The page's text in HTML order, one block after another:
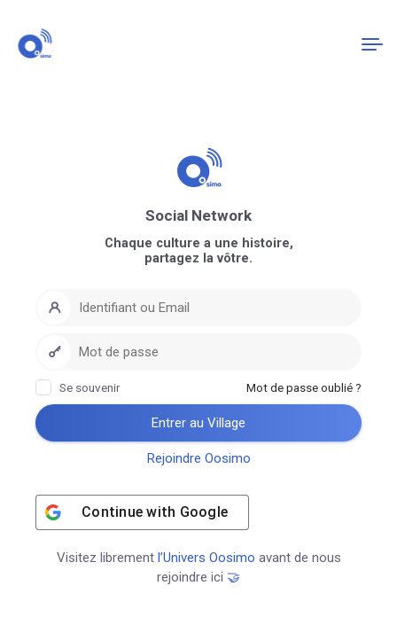
Social Network
Chaque culture a une histoire,
partagez la vôtre.
Se souvenir Mot de passe oublié ?
Entrer au Village
Rejoindre Oosimo
Continue with Google
Visitez librement l’Univers Oosimo avant de nous
rejoindre ici 🤝